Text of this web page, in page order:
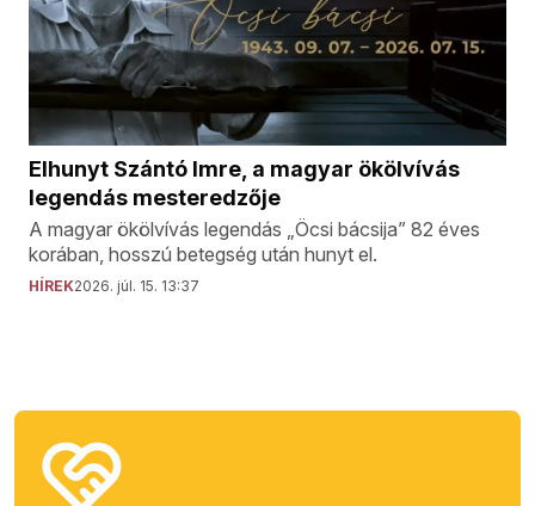
Elhunyt Szántó Imre, a magyar ökölvívás
legendás mesteredzője
A magyar ökölvívás legendás „Öcsi bácsija” 82 éves
korában, hosszú betegség után hunyt el.
HÍREK2026. júl. 15. 13:37